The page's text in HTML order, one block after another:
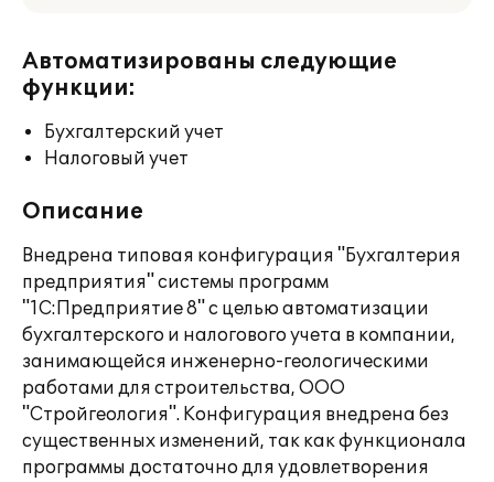
Автоматизированы следующие
функции:
Бухгалтерский учет
Налоговый учет
Описание
Внедрена типовая конфигурация "Бухгалтерия
предприятия" системы программ
"1С:Предприятие 8" с целью автоматизации
бухгалтерского и налогового учета в компании,
занимающейся инженерно-геологическими
работами для строительства, ООО
"Стройгеология". Конфигурация внедрена без
существенных изменений, так как функционала
программы достаточно для удовлетворения